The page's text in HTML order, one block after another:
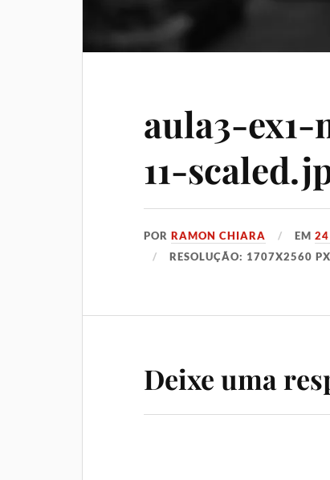
aula3-ex1-
11-
PORRAMON CHIARA EM24
RESOLUÇÃO: 1707X2560 PX
Deixe uma